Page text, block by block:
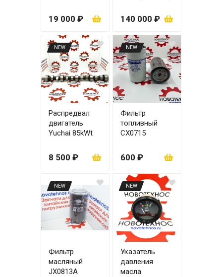
19 000 ₽
повышающей
передачи
140 000 ₽
NEW
Распредвал
двигатель
Yuchai 85kWt
8 500 ₽
NEW
Фильтр
топливный
СХ0715
600 ₽
NEW
Фильтр
масляный
JX0813А
NEW
Указатель
давления
масла